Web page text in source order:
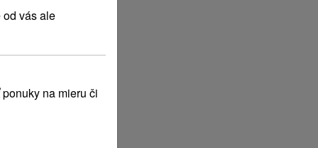
vás ale
na mieru či